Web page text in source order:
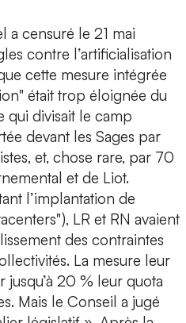
a censuré le 21 mai
contre l’artificialisation
cette mesure intégrée
était trop éloignée du
qui divisait le camp
devant les Sages par
et, chose rare, par 70
et de Liot.
l’implantation de
LR et RN avaient
des contraintes
La mesure leur
jusqu’à 20 % leur quota
Mais le Conseil a jugé